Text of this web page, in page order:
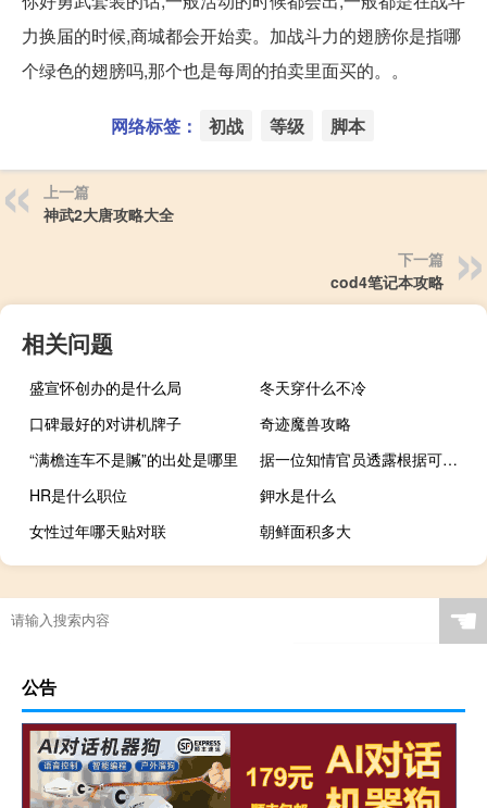
力换届的时候,商城都会开始卖。加战斗力的翅膀你是指哪
个绿色的翅膀吗,那个也是每周的拍卖里面买的。。
网络标签： 初战 等级 脚本
上一篇
神武2大唐攻略大全
下一篇
cod4笔记本攻略
相关问题
盛宣怀创办的是什么局
冬天穿什么不冷
口碑最好的对讲机牌子
奇迹魔兽攻略
“满檐连车不是贓”的出处是哪里
据一位知情官员透露根据可能的协议以色列将释放部分巴勒斯坦妇女和儿童
HR是什么职位
鉀水是什么
女性过年哪天贴对联
朝鲜面积多大
☚
公告